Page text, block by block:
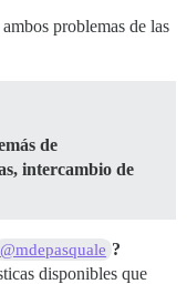
problemas de las
de
intercambio de
@mdepasquale ?
disponibles que